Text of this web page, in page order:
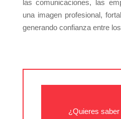
las comunicaciones, las
una imagen profesional,
generando confianza entre
¿Quieres